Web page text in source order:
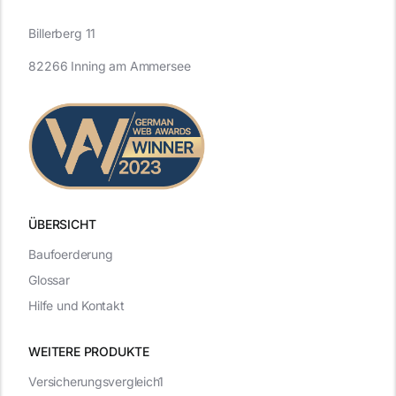
ÜBERSICHT
WEITERE PRODUKTE
Versicherungsvergleich1
Billerberg 11
82266 Inning am Ammersee
Baufoerderung
Glossar
Hilfe und Kontakt